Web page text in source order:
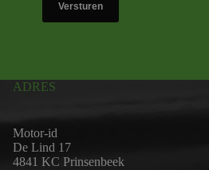
Versturen
ADRES
Motor-id
De Lind 17
4841 KC Prinsenbeek